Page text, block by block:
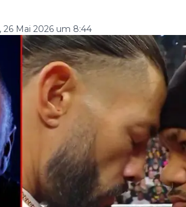
26 Mai 2026 um 8:44